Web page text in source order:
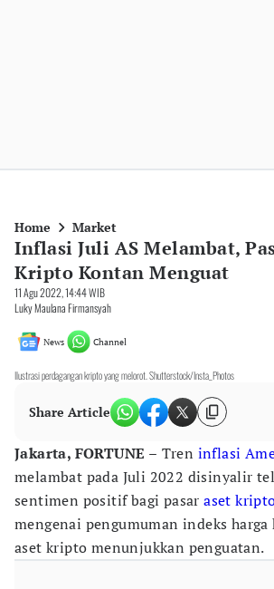
Home Market
Inflasi Juli AS Melambat,
Kripto Kontan Menguat
11 Agu 2022, 14:44 WIB
Luky Maulana Firmansyah
News Channel
Ilustrasi perdagangan kripto yang melorot. Shutterstock/Insta_Photos
Share Article
Jakarta, FORTUNE – Tren inflasi
melambat pada Juli 2022 disinyalir
sentimen positif bagi pasaraset
mengenai pengumuman indeks
aset kripto menunjukkan penguatan.